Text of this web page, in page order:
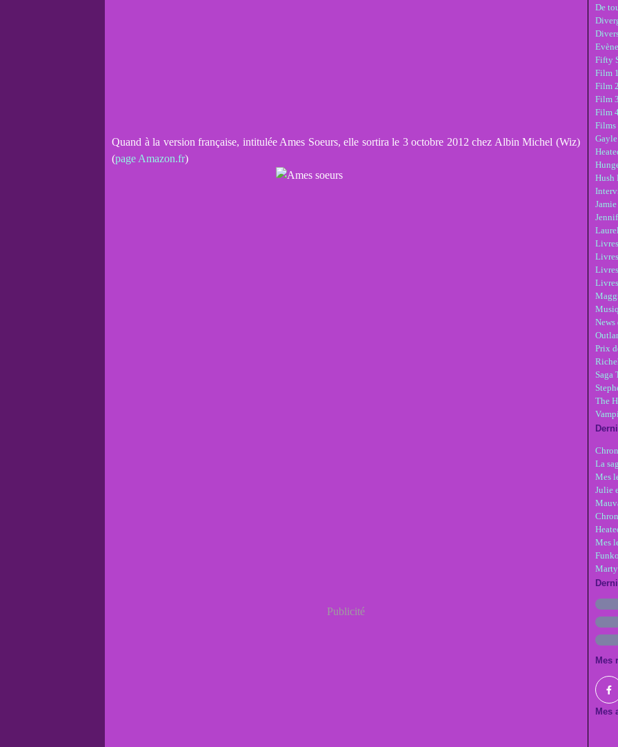
Quand à la version française, intitulée Ames Soeurs, elle sortira le 3 octobre 2012 chez Albin Michel (Wiz)
(page Amazon.fr)
Publicité
De
Fifty
Film
Film
Film
Film
Films
Hush
Livres
News
Prix
Saga
The
La
Mes
Julie
Mes
Mes
Mes